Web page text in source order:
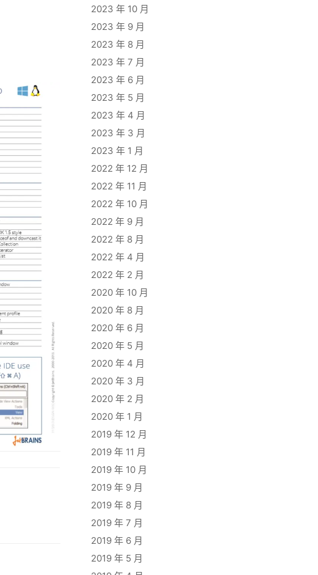
2023 年 10 月
2023 年 9 月
2023 年 8 月
2023 年 7 月
2023 年 6 月
2023 年 5 月
2023 年 4 月
2023 年 3 月
2023 年 1 月
2022 年 12 月
2022 年 11 月
2022 年 10 月
2022 年 9 月
2022 年 8 月
2022 年 4 月
2022 年 2 月
2020 年 10 月
2020 年 8 月
2020 年 6 月
2020 年 5 月
2020 年 4 月
2020 年 3 月
2020 年 2 月
2020 年 1 月
2019 年 12 月
2019 年 11 月
2019 年 10 月
2019 年 9 月
2019 年 8 月
2019 年 7 月
2019 年 6 月
2019 年 5 月